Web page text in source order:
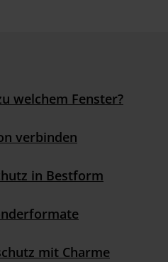
welchem Fenster?
verbinden
in Bestform
mit Charme